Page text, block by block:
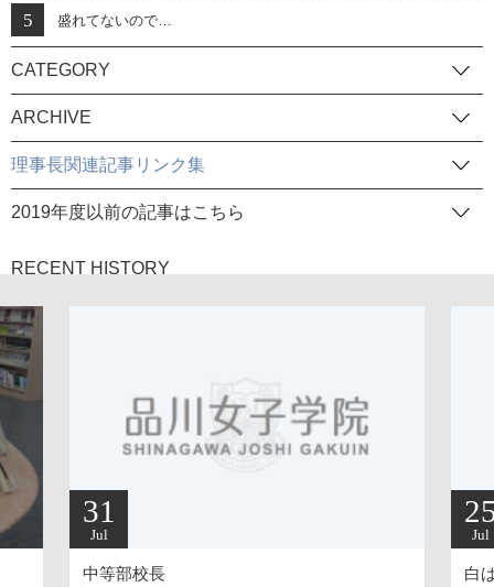
盛れてないので…
CATEGORY
ARCHIVE
理事長関連記事リンク集
2019年度以前の記事はこちら
RECENT HISTORY
31
Jul
中等部校長
Jul
白